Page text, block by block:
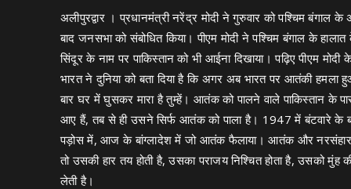
अलीपुरद्वार । प्रधानमंत्री नरेंद्र मोदी ने गुरुवार को पश्चिम बंगाल
बाद जनसभा को संबोधित किया। पीएम मोदी ने पश्चिम बंगाल के
सिंदूर के नाम पर पाकिस्तान को भी आईना दिखाया। पढ़िए पीएम
भारत ने दुनिया को बता दिया है कि अगर अब भारत पर आतंकी
बार घर में घुसकर मारा है तुम्हें। आतंक को पालने वाले पाकिस्तान के
आए हैं, तब से ही उसने सिर्फ आतंक को पाला है। 1947 में बंटवारे के
पड़ोस में, आज के बांग्लादेश में जो आतंक फैलाया। आतंक और नरसंहार, ये
तो उसकी हार तय होती है, उसका पराजय निश्चित होता है, उसको मुंह
लेती है।